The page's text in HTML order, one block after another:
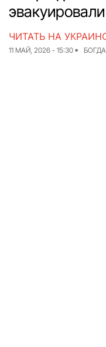
Досье
Блог
11 МАЙ, 2026 - 15:30
ЧИТАТЬ НА